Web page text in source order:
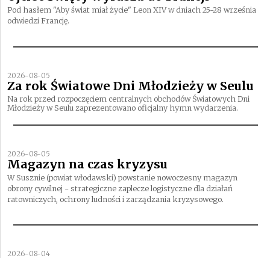
Pod hasłem "Aby świat miał życie" Leon XIV w dniach 25-28 września
odwiedzi Francję.
2026-08-05
Za rok Światowe Dni Młodzieży w Seulu
Na rok przed rozpoczęciem centralnych obchodów Światowych Dni
Młodzieży w Seulu zaprezentowano oficjalny hymn wydarzenia.
2026-08-05
Magazyn na czas kryzysu
W Susznie (powiat włodawski) powstanie nowoczesny magazyn
obrony cywilnej - strategiczne zaplecze logistyczne dla działań
ratowniczych, ochrony ludności i zarządzania kryzysowego.
2026-08-04